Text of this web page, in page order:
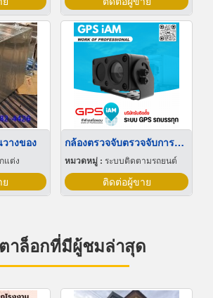
างของ
แต่ง
กล้องตรวจจับตรวจจับการหลับใน
หมวดหมู่ : ระบบติดตามรถยนต์
ติดต่อผู้ขาย
าล็อกที่มีผู้ชมล่าสุด